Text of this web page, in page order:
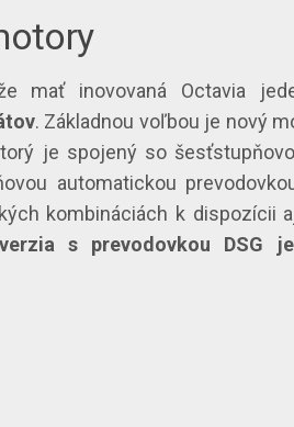
mať inovovaná Octavia
. Základnou voľbou je nový
je spojený so
automatickou
kombináciách k dispozícii
verzia s prevodovkou DSG